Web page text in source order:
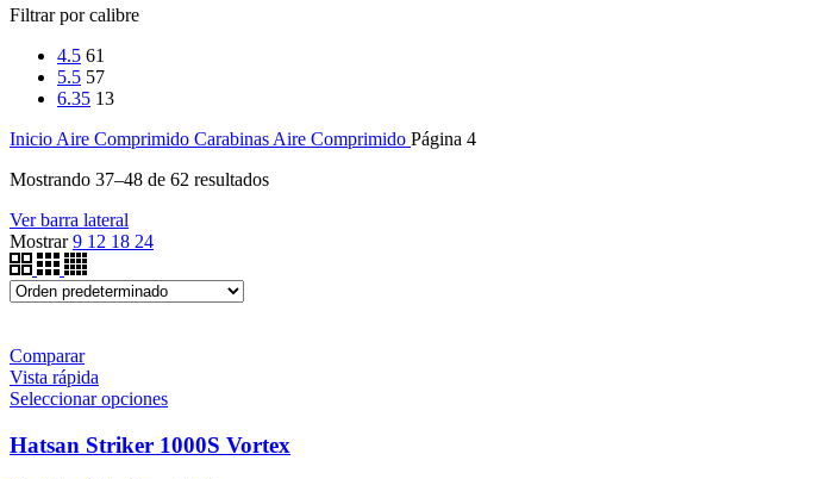
Filtrar por calibre
4.5 61
5.5 57
6.35 13
Inicio Aire Comprimido Carabinas Aire Comprimido Página 4
Mostrando 37–48 de 62 resultados
Ver barra lateral
Mostrar9 12 18 24
Comparar
Vista rápida
Seleccionar opciones
Hatsan Striker 1000S Vortex